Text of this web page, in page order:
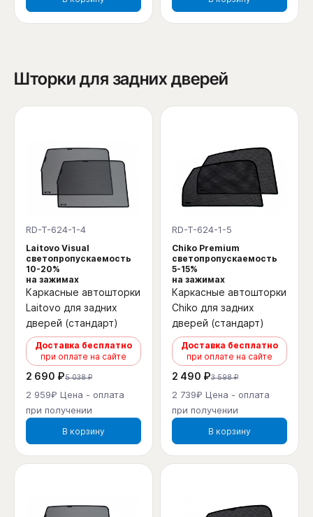
Шторки для задних дверей
RD-T-624-1-4
Laitovo Visual
светопропускаемость
10-20%
на зажимах
Каркасные автошторки
Laitovo для задних
дверей (стандарт)
Доставка бесплатно
при оплате на сайте
2 690 ₽5 038 ₽
2 959₽ Цена - оплата
при получении
В корзину
RD-T-624-1-5
Chiko Premium
светопропускаемость
5-15%
на зажимах
Каркасные автошторки
Chiko для задних
дверей (стандарт)
Доставка бесплатно
при оплате на сайте
2 490 ₽3 598 ₽
2 739₽ Цена - оплата
при получении
В корзину